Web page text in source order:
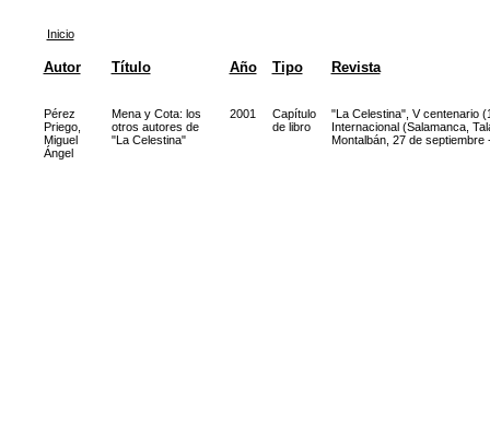
Inicio
Autor Título Año Tipo Revista
Pérez
Priego,
Miguel
Ángel
Mena y Cota: los
otros autores de
"La Celestina"
2001
Capítulo
de libro
"La Celestina", V centenario
Internacional (Salamanca,
Montalbán, 27 de septiembre